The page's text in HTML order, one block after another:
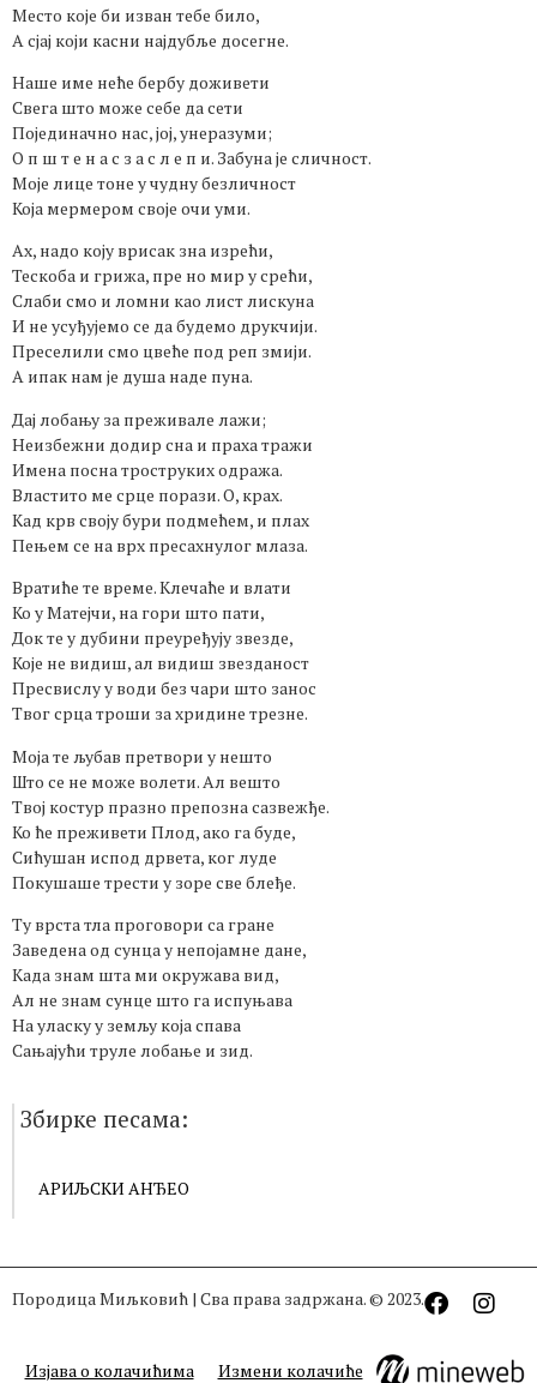
Место које би изван тебе било,
А сјај који касни најдубље досегне.
Наше име неће бербу доживети
Свега што може себе да сети
Појединачно нас, јој, унеразуми;
О п ш т е н а с з а с л е п и. Забуна је сличност.
Моје лице тоне у чудну безличност
Која мермером своје очи уми.
Ах, надо коју врисак зна изрећи,
Тескоба и грижа, пре но мир у срећи,
Слаби смо и ломни као лист лискуна
И не усуђујемо се да будемо друкчији.
Преселили смо цвеће под реп змији.
А ипак нам је душа наде пуна.
Дај лобању за преживале лажи;
Неизбежни додир сна и праха тражи
Имена посна троструких одража.
Властито ме срце порази. О, крах.
Кад крв своју бури подмећем, и плах
Пењем се на врх пресахнулог млаза.
Вратиће те време. Клечаће и влати
Ко у Матејчи, на гори што пати,
Док те у дубини преуређују звезде,
Које не видиш, ал видиш звезданост
Пресвислу у води без чари што занос
Твог срца троши за хридине трезне.
Моја те љубав претвори у нешто
Што се не може волети. Ал вешто
Твој костур празно препозна сазвежђе.
Ко ће преживети Плод, ако га буде,
Сићушан испод дрвета, ког луде
Покушаше трести у зоре све блеђе.
Ту врста тла проговори са гране
Заведена од сунца у непојамне дане,
Када знам шта ми окружава вид,
Ал не знам сунце што га испуњава
На уласку у земљу која спава
Сањајући труле лобање и зид.
Збирке песама:
АРИЉСКИ АНЂЕО
Породица Миљковић | Сва права задржана. © 2023.
Изјава о колачићима Измени колачиће